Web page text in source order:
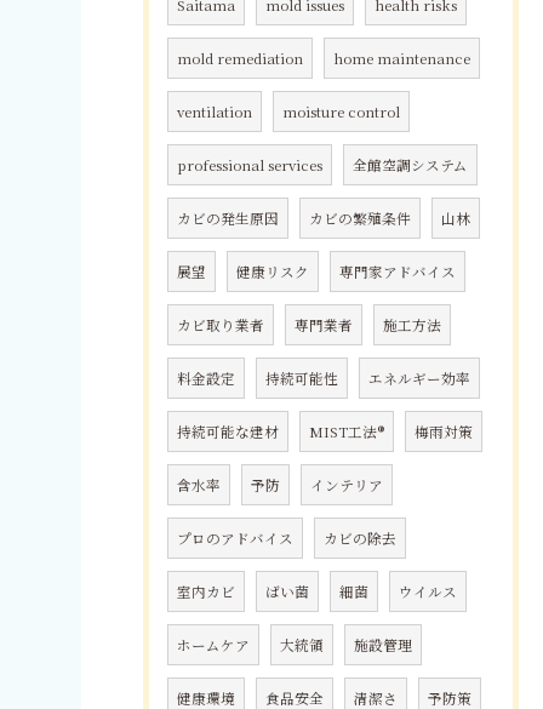
Saitama mold issues health risks
mold remediation home maintenance
ventilation moisture control
professional services 全館空調システム
カビの発生原因 カビの繁殖条件 山林
展望 健康リスク 専門家アドバイス
カビ取り業者 専門業者 施工方法
料金設定 持続可能性 エネルギー効率
持続可能な建材 MIST工法® 梅雨対策
含水率 予防 インテリア
プロのアドバイス カビの除去
室内カビ ばい菌 細菌 ウイルス
ホームケア 大統領 施設管理
健康環境 食品安全 清潔さ 予防策